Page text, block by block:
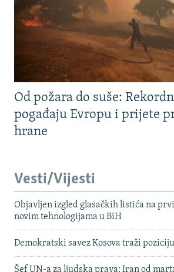
Od požara do suše:
pogađaju Evropu i prijete
hrane
Vesti/Vijesti
Objavljen izgled glasačkih listića na
novim tehnologijama u BiH
Demokratski savez Kosova traži
Šef UN-a za ljudska prava: Iran od